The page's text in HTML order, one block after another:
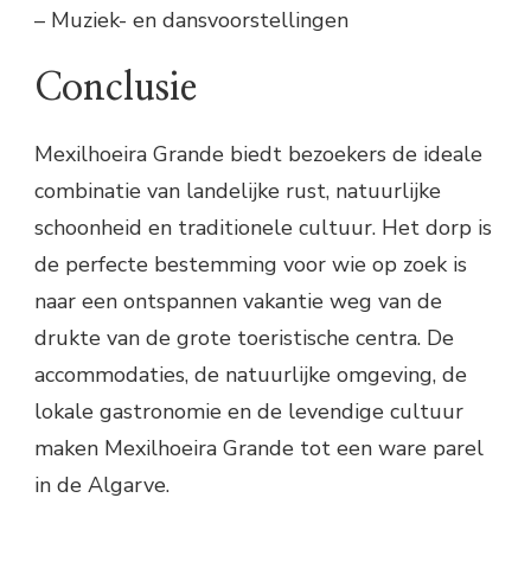
– Muziek- en dansvoorstellingen
Conclusie
Mexilhoeira Grande biedt bezoekers de ideale
combinatie van landelijke rust, natuurlijke
schoonheid en traditionele cultuur. Het dorp is
de perfecte bestemming voor wie op zoek is
naar een ontspannen vakantie weg van de
drukte van de grote toeristische centra. De
accommodaties, de natuurlijke omgeving, de
lokale gastronomie en de levendige cultuur
maken Mexilhoeira Grande tot een ware parel
in de Algarve.